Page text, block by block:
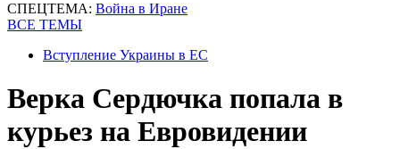
СПЕЦТЕМА: Война в Иране
ВСЕ ТЕМЫ
Вступление Украины в ЕС
Верка Сердючка попала в
курьез на Евровидении